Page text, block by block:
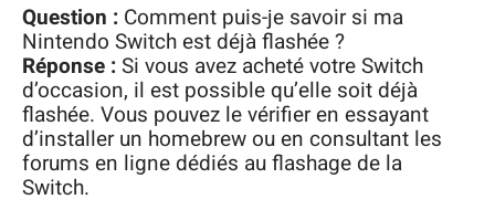
Question : Comment puis-je savoir si ma
Nintendo Switch est déjà flashée ?
Réponse :Si vous avez acheté votre Switch
d’occasion, il est possible qu’elle soit déjà
flashée. Vous pouvez le vérifier en essayant
d’installer un homebrew ou en consultant les
forums en ligne dédiés au flashage de la
Switch.